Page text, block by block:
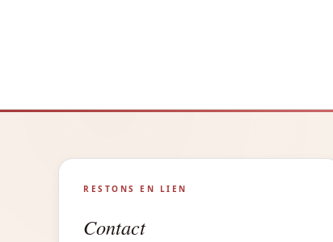
RESTONS EN LIEN
Contact